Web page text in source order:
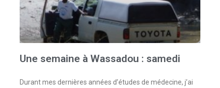
Une semaine à Wassadou : samedi
Durant mes dernières années d’études de médecine, j’ai